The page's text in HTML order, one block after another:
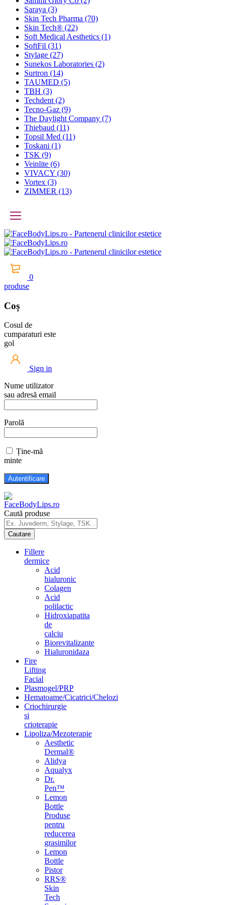
Saraya (3)
Skin Tech Pharma (70)
Skin Tech® (22)
Soft Medical Aesthetics (1)
SoftFil (31)
Stylage (27)
Sunekos Laboratories (2)
Surtron (14)
TAUMED (5)
TBH (3)
Techdent (2)
Tecno-Gaz (9)
The Daylight Company (7)
Thiebaud (11)
Topsil Med (11)
Toskani (1)
TSK (9)
Veinlite (6)
VIVACY (30)
Vortex (3)
ZIMMER (13)
0
produse
Coș
Cosul de
cumparaturi este
gol
Sign in
Nume utilizator
sau adresă email
Parolă
Ține-mă
minte
Caută produse
Fillere
dermice
Acid
hialuronic
Colagen
Acid
polilactic
Hidroxiapatita
de
calciu
Biorevitalizante
Hialuronidaza
Fire
Lifting
Facial
Plasmogel/PRP
Hematoame/Cicatrici/Chelozi
Criochirurgie
si
crioterapie
Lipoliza/Mezoterapie
Aesthetic
Dermal®
Alidya
Aqualyx
Dr.
Pen™
Lemon
Bottle
Produse
pentru
reducerea
grasimilor
Lemon
Bottle
Pistor
RRS®
Skin
Tech